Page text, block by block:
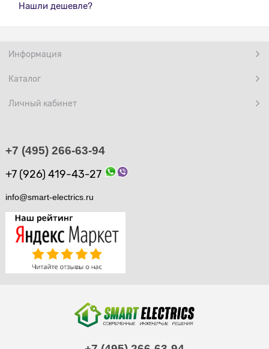
Нашли дешевле?
Информация
Каталог
Личный кабинет
+7 (495) 266-63-94
+7 (926) 419-43-27
info@smart-electrics.ru